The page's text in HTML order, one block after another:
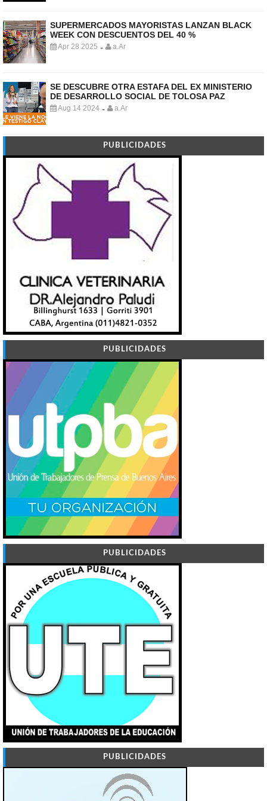
SUPERMERCADOS MAYORISTAS LANZAN BLACK
WEEK CON DESCUENTOS DEL 40 %
Apr 28 2025 - a.Ar
SE DESCUBRE OTRA ESTAFA DEL EX MINISTERIO
DE DESARROLLO SOCIAL DE TOLOSA PAZ
Aug 14 2024 - a.Ar
PUBLICIDADES
PUBLICIDADES
PUBLICIDADES
PUBLICIDADES